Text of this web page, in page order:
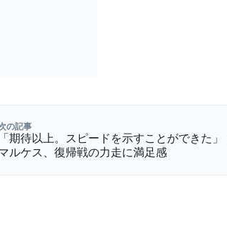
の記事
「期待以上。スピードを示すことができた」
ルケス、復帰戦の力走に満足感